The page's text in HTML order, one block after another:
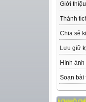
Giới
Thành
Chia sẻ
Lưu giữ
Hình
Soạn bài